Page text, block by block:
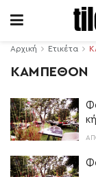
Αρχική Ετικέτα
ΚΑΜΠΕΘΌΝ